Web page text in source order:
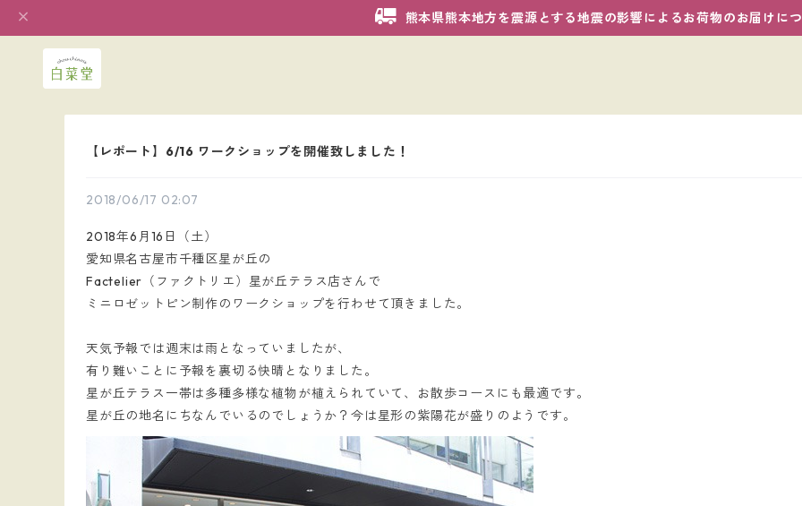
熊本県熊本地方を震源とする地震の影響によるお荷物のお届けに
【レポート】6/16 ワークショップを開催致しました！
2018/06/17 02:07
2018年6月16日（土）
愛知県名古屋市千種区星が丘の
Factelier（ファクトリエ）星が丘テラス店さんで
ミニロゼットピン制作のワークショップを行わせて頂きました。
天気予報では週末は雨となっていましたが、
有り難いことに予報を裏切る快晴となりました。
星が丘テラス一帯は多種多様な植物が植えられていて、お散歩コースにも最適です。
星が丘の地名にちなんでいるのでしょうか？今は星形の紫陽花が盛りのようです。